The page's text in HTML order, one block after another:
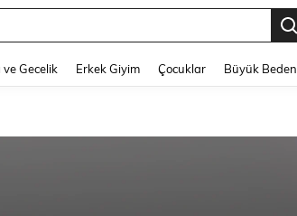
ve Gecelik Erkek Giyim Çocuklar Büyük Beden